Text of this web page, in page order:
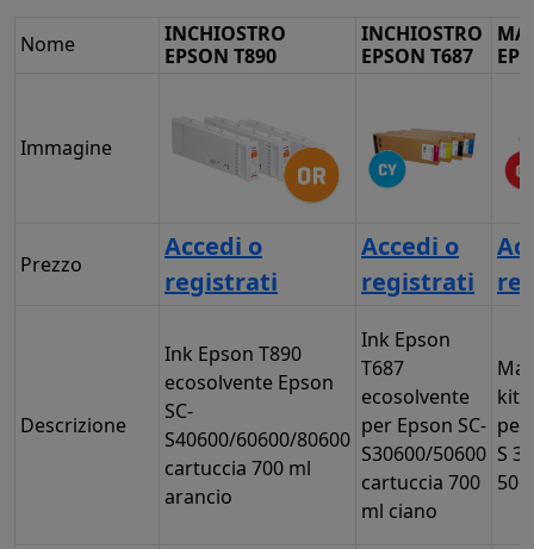
Nome
INCHIOSTRO
EPSON T890
INCHIOSTRO
EPSON T687
Immagine
Prezzo
Accedi o
registrati
Accedi o
registrati
Descrizione
Ink Epson T890
ecosolvente Epson
SC-
S40600/60600/80600
cartuccia 700 ml
arancio
Ink Epson
T687
ecosolvente
per Epson SC-
S30600/50600
cartuccia 700
ml ciano
kit
per
S